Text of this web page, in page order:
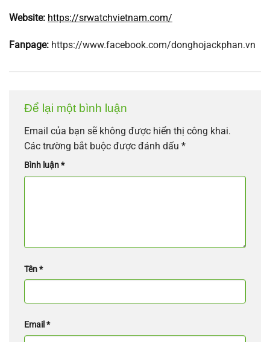
Website: https://srwatchvietnam.com/
Fanpage: https://www.facebook.com/donghojackphan.vn
Để lại một bình luận
Email của bạn sẽ không được hiển thị công khai.
Các trường bắt buộc được đánh dấu *
Bình luận*
Tên*
Email*